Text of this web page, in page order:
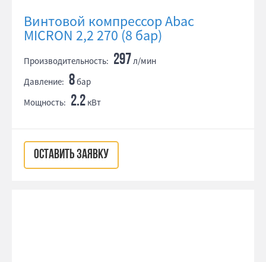
Винтовой компрессор Abac
MICRON 2,2 270 (8 бар)
Производительность: 297л/мин
Давление: 8бар
Мощность: 2.2 кВт
ОСТАВИТЬ ЗАЯВКУ